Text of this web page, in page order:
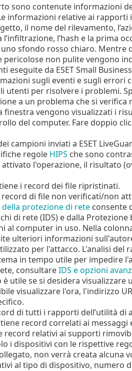
sono contenute informazioni
informazioni relative ai
il nome del rilevamento,
l’hash e la prima
sfondo rosso chiaro.
pericolose non pulite vengono
eseguite da ESET Small
sugli eventi e sugli errori
utenti per risolvere i problemi.
a un problema che si verifica
finestra vengono visualizzati i
del computer. Fare doppio
campioni inviati a ESET
regole HIPS che sono
l'operazione, il risultato
i record dei file ripristinati.
di file non verificati/non
protezione di reteconsente
di rete (IDS) e dalla
al computer in uso. Nella
ulteriori informazioni
per l'attacco. L'analisi del
in tempo utile per impedire
consultareIDS e opzioni
è utile se si desidera visualizzare
visualizzare l'ora, l'indirizzo
di tutti i rapporti dell’utilità
record correlati ai
record relativi ai supporti
i dispositivi con le rispettive
non verrà creata alcuna
al tipo di dispositivo,